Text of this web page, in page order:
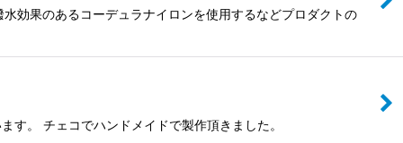
効果のあるコーデュラナイロンを使用するなどプロダクトの
す。 チェコでハンドメイドで製作頂きました。